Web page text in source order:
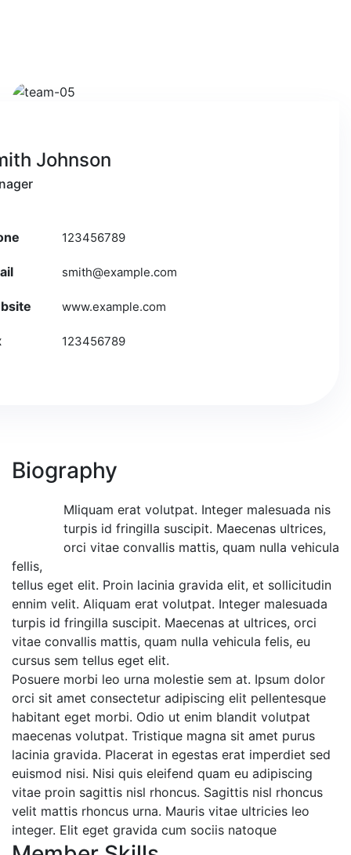
Johnson
123456789
smith@example.com
www.example.com
123456789
Biography
Mliquam erat volutpat. Integer malesuada nis
turpis id fringilla suscipit. Maecenas ultrices,
orci vitae convallis mattis, quam nulla vehicula
fellis,
tellus eget elit. Proin lacinia gravida elit, et sollicitudin
ennim velit. Aliquam erat volutpat. Integer malesuada
turpis id fringilla suscipit. Maecenas at ultrices, orci
vitae convallis mattis, quam nulla vehicula felis, eu
cursus sem tellus eget elit.
Posuere morbi leo urna molestie sem at. Ipsum dolor
orci sit amet consectetur adipiscing elit pellentesque
habitant eget morbi. Odio ut enim blandit volutpat
maecenas volutpat. Tristique magna sit amet purus
lacinia gravida. Placerat in egestas erat imperdiet sed
euismod nisi. Nisi quis eleifend quam eu adipiscing
vitae proin sagittis nisl rhoncus. Sagittis nisl rhoncus
velit mattis rhoncus urna. Mauris vitae ultricies leo
integer. Elit eget gravida cum sociis natoque